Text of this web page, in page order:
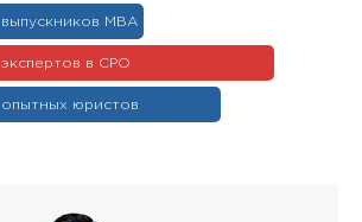
выпускников МВА
экспертов в СРО
опытных юристов